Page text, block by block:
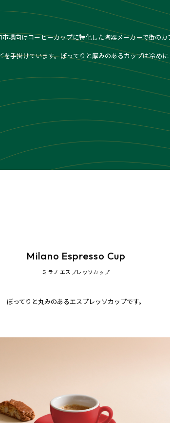
場向けコーヒーカップに特化した陶器メーカーで街の
手掛けています。ぽってりと厚みのあるカップは冷め
Milano Espresso Cup
ミラノ エスプレッソカップ
ぽってりと丸みのあるエスプレッソカップです。